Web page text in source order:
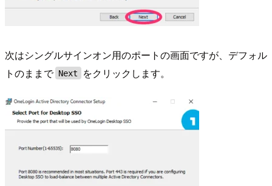
次はシングルサインオン用のポートの画面ですが、デフォル
トのままで Next をクリックします。